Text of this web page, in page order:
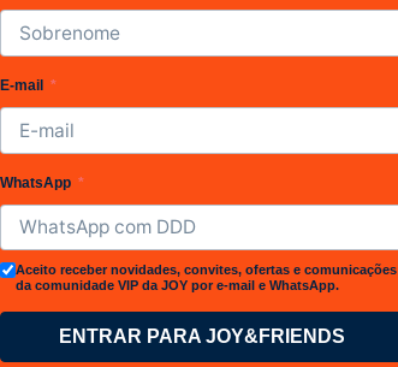
E-mail
WhatsApp
Aceito receber novidades, convites, ofertas e comunicações
da comunidade VIP da JOY por e-mail e WhatsApp.
ENTRAR PARA JOY&FRIENDS